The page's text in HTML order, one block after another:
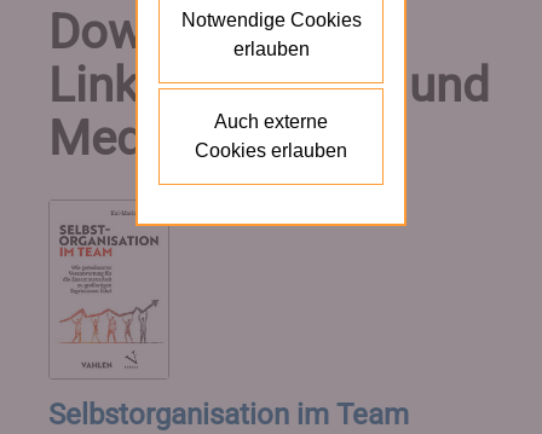
Downloads und
Links für Presse und
Medien
Selbstorganisation im Team
Notwendige Cookies
erlauben
Auch externe
Cookies erlauben